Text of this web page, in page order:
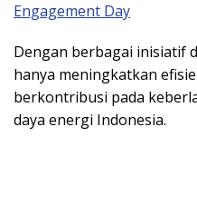
Engagement Day
Dengan berbagai inisiatif
hanya meningkatkan
berkontribusi pada
daya energi Indonesia.